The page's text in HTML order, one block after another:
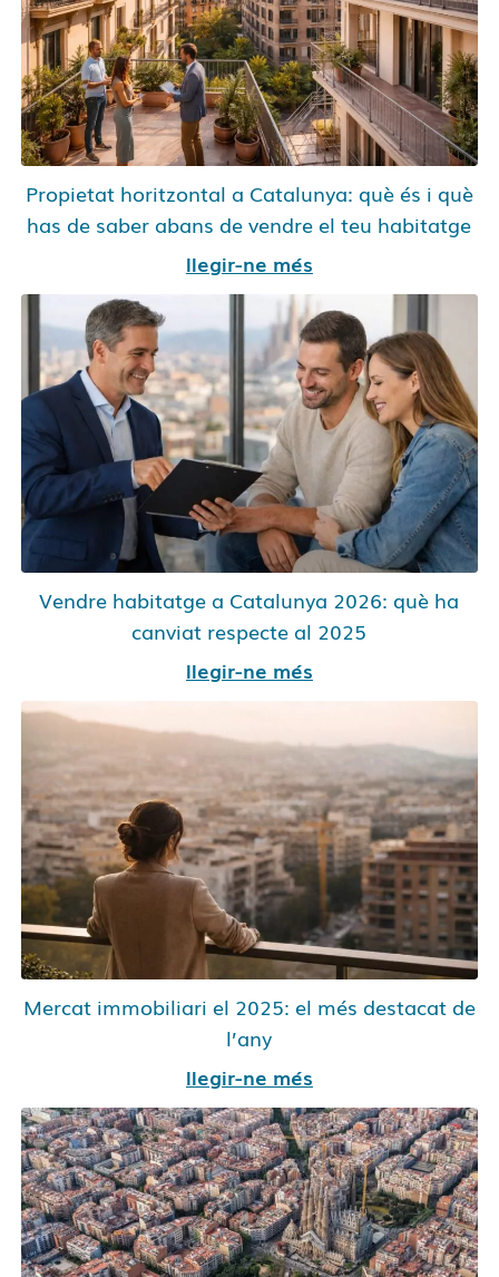
Propietat horitzontal a Catalunya: què és i què
has de saber abans de vendre el teu habitatge
llegir-ne més
Vendre habitatge a Catalunya 2026: què ha
canviat respecte al 2025
llegir-ne més
Mercat immobiliari el 2025: el més destacat de
l’any
llegir-ne més